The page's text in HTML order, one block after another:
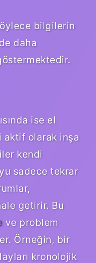
bilgilerin
daha
ise el
aktif olarak inşa
kendi
sadece tekrar
getirir. Bu
ve problem
Örneğin, bir
kronolojik